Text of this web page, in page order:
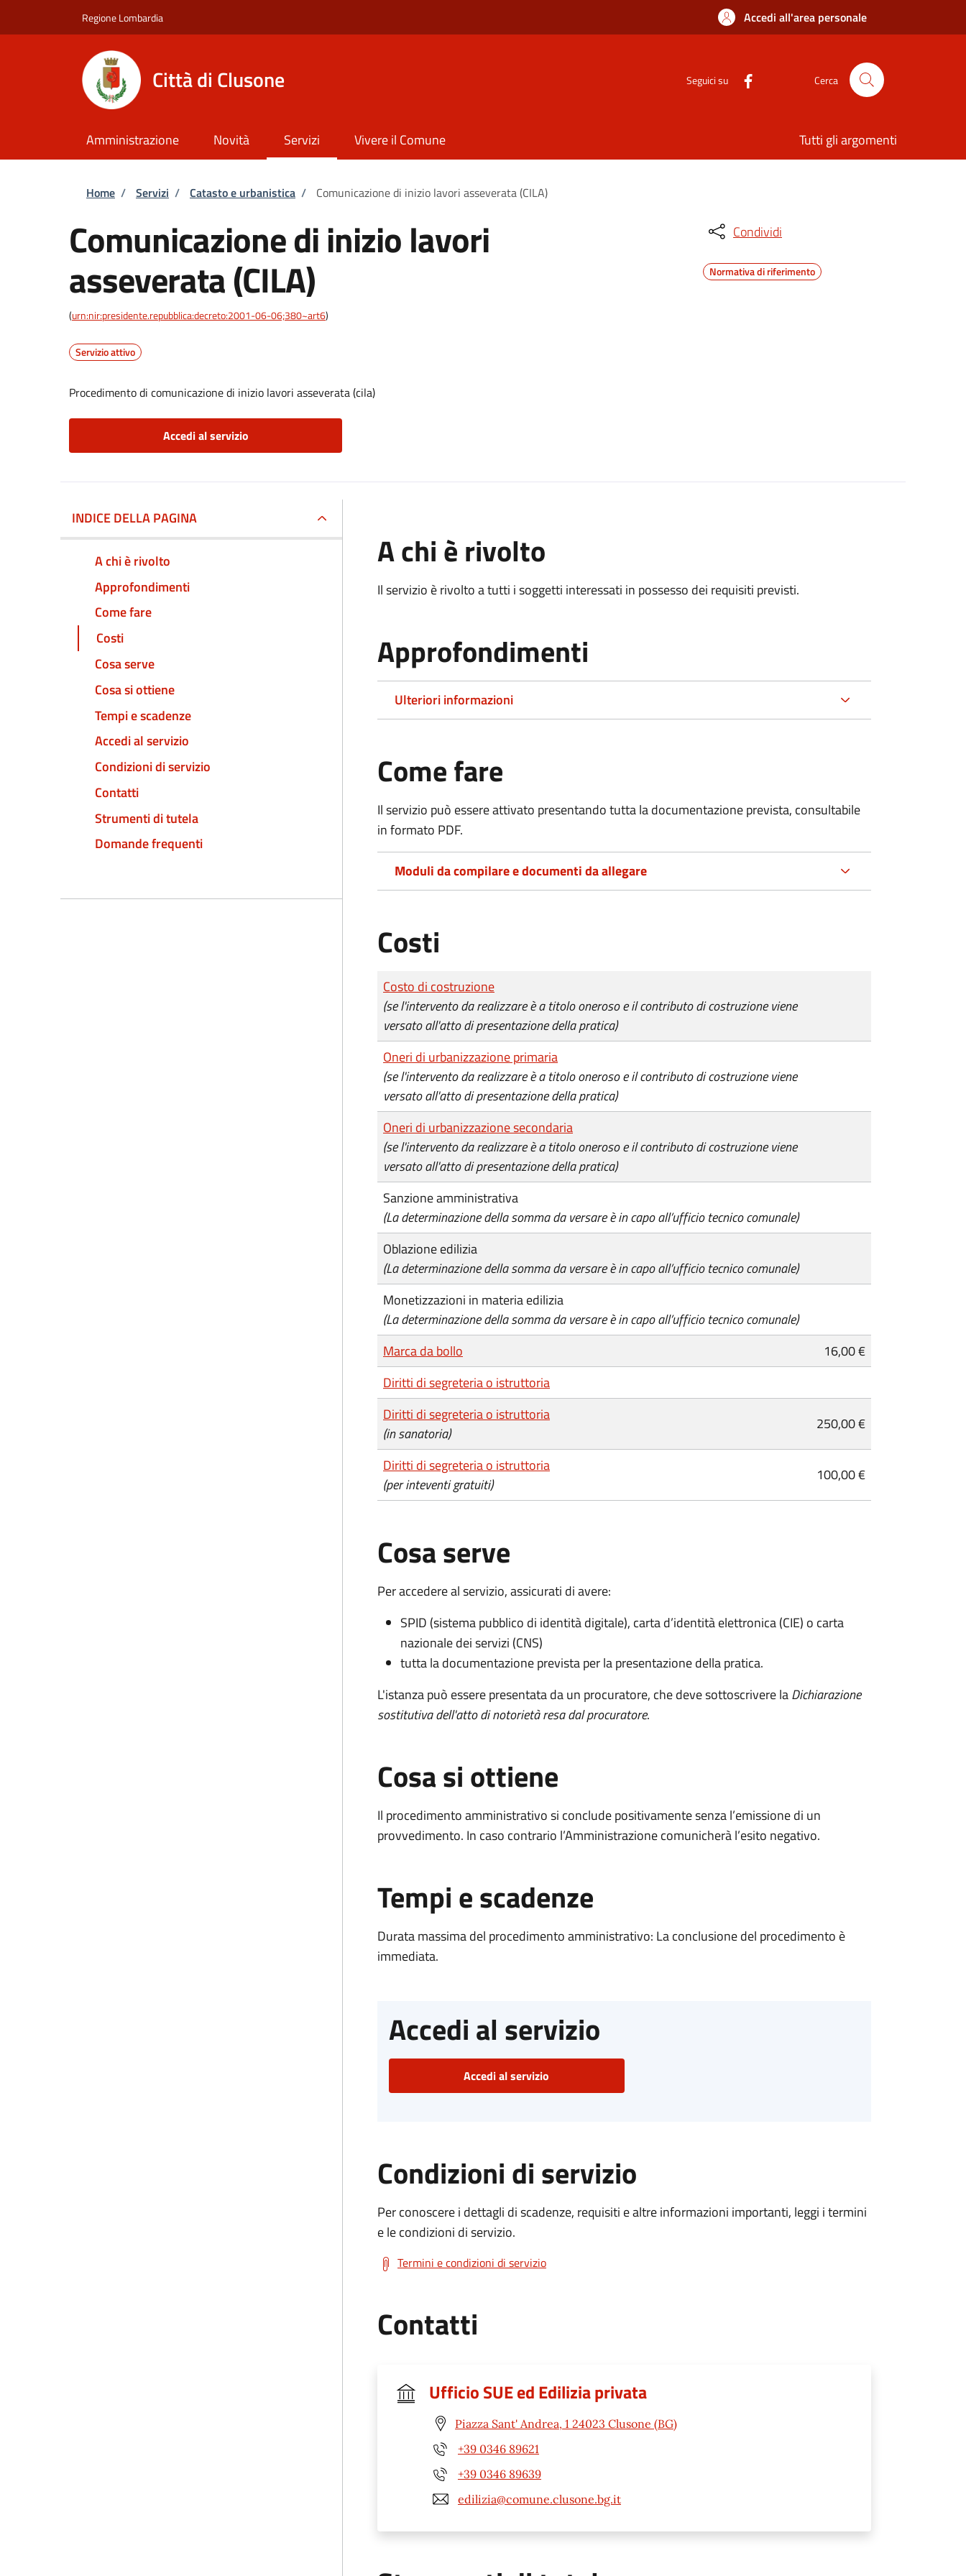
Regione Lombardia Accedi all'area personale
Città di Clusone Seguici su Cerca
Amministrazione Novità Servizi Vivere il Comune Tutti gli argomenti
Briciole di pane
Home / Servizi / Catasto e urbanistica / Comunicazione di inizio lavori asseverata (CILA)
Comunicazione di inizio lavori
asseverata (CILA)
(urn:nir:presidente.repubblica:decreto:2001-06-06;380~art6)
Servizio attivo
Procedimento di comunicazione di inizio lavori asseverata (cila)
Accedi al servizio
Condividi
Normativa di riferimento
INDICE DELLA PAGINA
A chi è rivolto
Approfondimenti
Come fare
Costi
Cosa serve
Cosa si ottiene
Tempi e scadenze
Accedi al servizio
Condizioni di servizio
Contatti
Strumenti di tutela
Domande frequenti
A chi è rivolto
Il servizio è rivolto a tutti i soggetti interessati in possesso dei requisiti previsti.
Approfondimenti
Ulteriori informazioni
Come fare
Il servizio può essere attivato presentando tutta la documentazione prevista, consultabile
in formato PDF.
Moduli da compilare e documenti da allegare
Costi
Tipo di pagamento
Importo
Costo di costruzione
(se l'intervento da realizzare è a titolo oneroso e il contributo di costruzione viene
versato all'atto di presentazione della pratica)
Oneri di urbanizzazione primaria
(se l'intervento da realizzare è a titolo oneroso e il contributo di costruzione viene
versato all'atto di presentazione della pratica)
Oneri di urbanizzazione secondaria
(se l'intervento da realizzare è a titolo oneroso e il contributo di costruzione viene
versato all'atto di presentazione della pratica)
Sanzione amministrativa
(La determinazione della somma da versare è in capo all’ufficio tecnico comunale)
Oblazione edilizia
(La determinazione della somma da versare è in capo all’ufficio tecnico comunale)
Monetizzazioni in materia edilizia
(La determinazione della somma da versare è in capo all’ufficio tecnico comunale)
Marca da bollo
16,00 €
Diritti di segreteria o istruttoria
Diritti di segreteria o istruttoria
(in sanatoria)
250,00 €
Diritti di segreteria o istruttoria
(per inteventi gratuiti)
100,00 €
Cosa serve
Per accedere al servizio, assicurati di avere:
SPID (sistema pubblico di identità digitale), carta d’identità elettronica (CIE) o carta
nazionale dei servizi (CNS)
tutta la documentazione prevista per la presentazione della pratica.
L'istanza può essere presentata da un procuratore, che deve sottoscrivere laDichiarazione
sostitutiva dell'atto di notorietà resa dal procuratore.
Cosa si ottiene
Il procedimento amministrativo si conclude positivamente senza l’emissione di un
provvedimento. In caso contrario l’Amministrazione comunicherà l’esito negativo.
Tempi e scadenze
Durata massima del procedimento amministrativo: La conclusione del procedimento è
immediata.
Accedi al servizio
Accedi al servizio
Condizioni di servizio
Per conoscere i dettagli di scadenze, requisiti e altre informazioni importanti, leggi i termini
e le condizioni di servizio.
Termini e condizioni di servizio
Contatti
Ufficio SUE ed Edilizia privata
Piazza Sant' Andrea, 1 24023 Clusone (BG)
+39 0346 89621
+39 0346 89639
edilizia@comune.clusone.bg.it